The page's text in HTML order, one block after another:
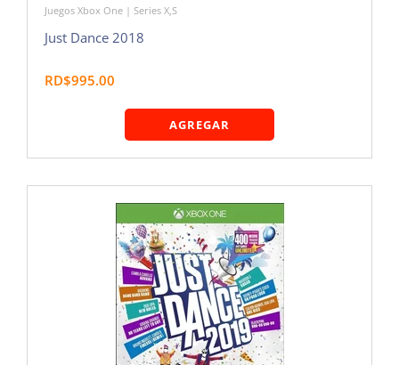
Juegos Xbox One | Series X,S
Just Dance 2018
RD$995.00
AGREGAR